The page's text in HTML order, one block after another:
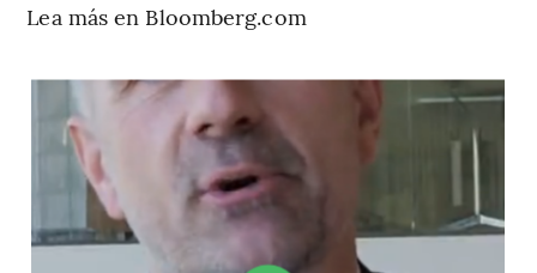
Lea más en Bloomberg.com